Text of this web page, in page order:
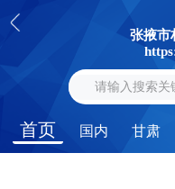
张掖市
首页 国内 甘肃